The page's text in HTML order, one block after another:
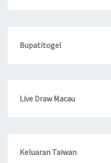
Bupatitogel
Live Draw Macau
Keluaran Taiwan